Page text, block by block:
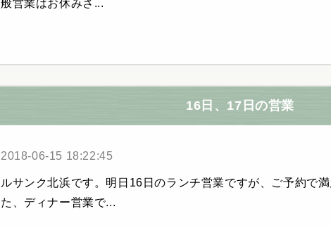
般営業はお休みさ...
16日、17日の営業
2018-06-15 18:22:45
ルサンク北浜です。明日16日のランチ営業ですが、ご予約で
た、ディナー営業で...